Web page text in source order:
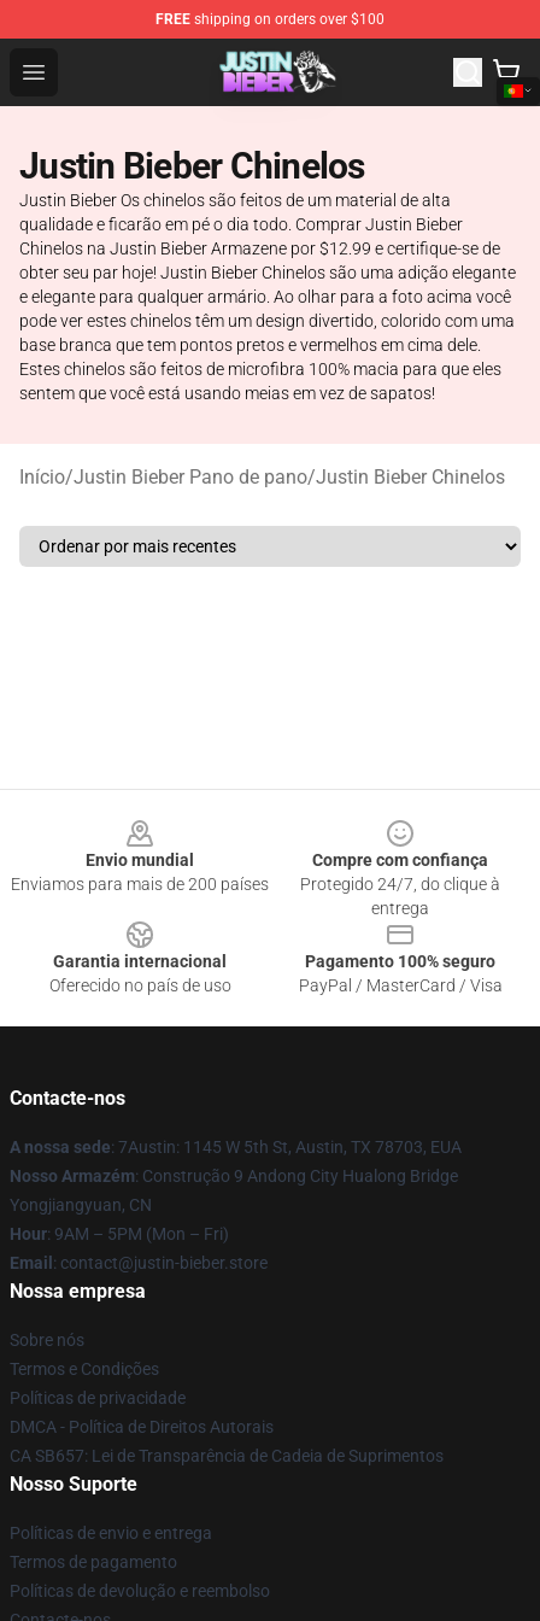
FREE shipping on orders over $100
Open menu
Justin Bieber Store - Official Justin Bieber Merchandise
Justin Bieber Chinelos
Justin Bieber Os chinelos são feitos de um material de alta
qualidade e ficarão em pé o dia todo. Comprar Justin Bieber
Chinelos na Justin Bieber Armazene por $12.99 e certifique-se de
obter seu par hoje! Justin Bieber Chinelos são uma adição elegante
e elegante para qualquer armário. Ao olhar para a foto acima você
pode ver estes chinelos têm um design divertido, colorido com uma
base branca que tem pontos pretos e vermelhos em cima dele.
Estes chinelos são feitos de microfibra 100% macia para que eles
sentem que você está usando meias em vez de sapatos!
Início/Justin Bieber Pano de pano/Justin Bieber Chinelos
Envio mundial
Enviamos para mais de 200 países
Compre com confiança
Protegido 24/7, do clique à
entrega
Garantia internacional
Oferecido no país de uso
Pagamento 100% seguro
PayPal / MasterCard / Visa
Contacte-nos
A nossa sede: 7Austin: 1145 W 5th St, Austin, TX 78703, EUA
Nosso Armazém: Construção 9 Andong City Hualong Bridge
Yongjiangyuan, CN
Hour: 9AM – 5PM (Mon – Fri)
Email : contact@justin-bieber.store
Nossa empresa
Sobre nós
Termos e Condições
Políticas de privacidade
DMCA - Política de Direitos Autorais
CA SB657: Lei de Transparência de Cadeia de Suprimentos
Nosso Suporte
Políticas de envio e entrega
Termos de pagamento
Políticas de devolução e reembolso